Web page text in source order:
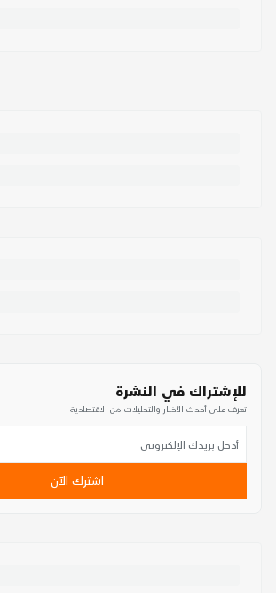
للإشتراك في النشرة
تعرف على أحدث الأخبار والتحليلات من الاقتصادية
اشترك الآن